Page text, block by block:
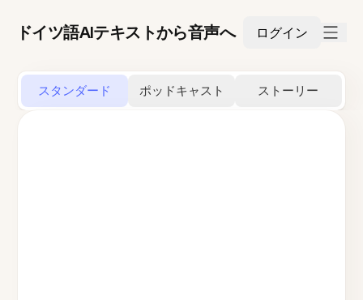
ドイツ語AIテキストから音声へ ログイン
スタンダード ポッドキャスト ストーリー